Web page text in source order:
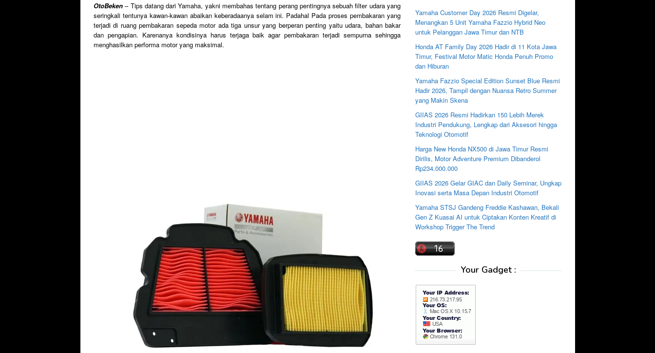
OtoBeken – Tips datang dari Yamaha, yakni membahas tentang perang pentingnya sebuah filter udara yang
seringkali tentunya kawan-kawan abaikan keberadaanya selam ini. Padahal Pada proses pembakaran yang
terjadi di ruang pembakaran sepeda motor ada tiga unsur yang berperan penting yaitu udara, bahan bakar
dan pengapian. Karenanya kondisinya harus terjaga baik agar pembakaran terjadi sempurna sehingga
menghasilkan performa motor yang maksimal.
Yamaha Customer Day 2026 Resmi Digelar,
Menangkan 5 Unit Yamaha Fazzio Hybrid Neo
untuk Pelanggan Jawa Timur dan NTB
Honda AT Family Day 2026 Hadir di 11 Kota Jawa
Timur, Festival Motor Matic Honda Penuh Promo
dan Hiburan
Yamaha Fazzio Special Edition Sunset Blue Resmi
Hadir 2026, Tampil dengan Nuansa Retro Summer
yang Makin Skena
GIIAS 2026 Resmi Hadirkan 150 Lebih Merek
Industri Pendukung, Lengkap dari Aksesori hingga
Teknologi Otomotif
Harga New Honda NX500 di Jawa Timur Resmi
Dirilis, Motor Adventure Premium Dibanderol
Rp234.000.000
GIIAS 2026 Gelar GIAC dan Daily Seminar, Ungkap
Inovasi serta Masa Depan Industri Otomotif
Yamaha STSJ Gandeng Freddie Kashawan, Bekali
Gen Z Kuasai AI untuk Ciptakan Konten Kreatif di
Workshop Trigger The Trend
Your Gadget :